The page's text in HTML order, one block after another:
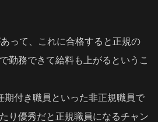
って、これに合格すると正規の
勤務できて給料も上がるというこ
期付き職員といった非正規職員で
り優秀だと正規職員になるチャン